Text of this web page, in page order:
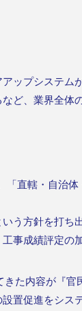
ップシステ
ど、業界全体
直轄・自治
う方針を打ち
事成績評定の
た内容が『官
置促進をシス